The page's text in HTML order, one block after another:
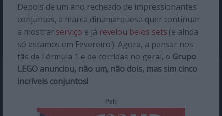
Depois de um ano recheado de impressionantes
conjuntos, a marca dinamarquesa quer continuar
a mostrar serviço e já revelou belos sets (e ainda
só estamos em Fevereiro!). Agora, a pensar nos
fãs de Fórmula 1 e de corridas no geral, o Grupo
LEGO anunciou, não um, não dois, mas sim cinco
incríveis conjuntos!
Pub